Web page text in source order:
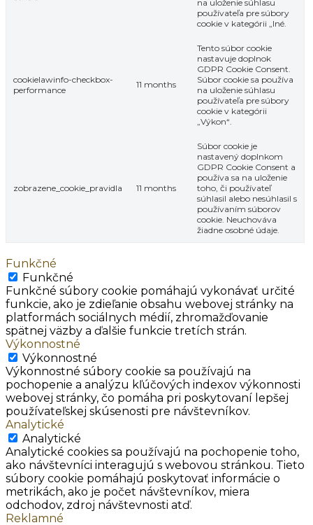
na uloženie súhlasu
používateľa pre súbory
cookie v kategórii „Iné.
cookielawinfo-checkbox-
performance
11 months
Tento súbor cookie
nastavuje doplnok
GDPR Cookie Consent.
Súbor cookie sa používa
na uloženie súhlasu
používateľa pre súbory
cookie v kategórii
„Výkon“.
zobrazene_cookie_pravidla 11 months
Súbor cookie je
nastavený doplnkom
GDPR Cookie Consent a
používa sa na uloženie
toho, či používateľ
súhlasil alebo nesúhlasil s
používaním súborov
cookie. Neuchováva
žiadne osobné údaje.
Funkčné
Funkčné
Funkčné súbory cookie pomáhajú vykonávať určité
funkcie, ako je zdieľanie obsahu webovej stránky na
platformách sociálnych médií, zhromažďovanie
spätnej väzby a ďalšie funkcie tretích strán.
Výkonnostné
Výkonnostné
Výkonnostné súbory cookie sa používajú na
pochopenie a analýzu kľúčových indexov výkonnosti
webovej stránky, čo pomáha pri poskytovaní lepšej
používateľskej skúsenosti pre návštevníkov.
Analytické
Analytické
Analytické cookies sa používajú na pochopenie toho,
ako návštevníci interagujú s webovou stránkou. Tieto
súbory cookie pomáhajú poskytovať informácie o
metrikách, ako je počet návštevníkov, miera
odchodov, zdroj návštevnosti atď.
Reklamné